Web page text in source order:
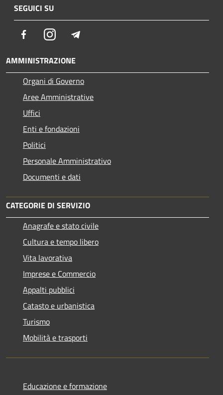
SEGUICI SU
FacebookInstagram
AMMINISTRAZIONE
Organi di Governo
Aree Amministrative
Uffici
Enti e fondazioni
Politici
Personale Amministrativo
Documenti e dati
CATEGORIE DI SERVIZIO
Anagrafe e stato civile
Cultura e tempo libero
Vita lavorativa
Imprese e Commercio
Appalti pubblici
Catasto e urbanistica
Turismo
Mobilità e trasporti
Educazione e formazione